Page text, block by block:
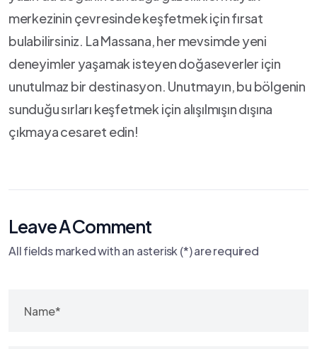
⁣merkezinin çevresinde ⁣keşfetmek için fırsat
bulabilirsiniz. La Massana, her mevsimde yeni
deneyimler⁤ yaşamak isteyen doğaseverler‌ için
unutulmaz ⁣bir destinasyon. Unutmayın, bu bölgenin
sunduğu sırları keşfetmek için alışılmışın dışına
çıkmaya ‌cesaret edin!
Leave A Comment
All fields marked with an asterisk (*) are required